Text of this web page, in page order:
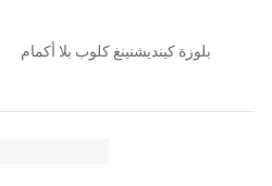
بلوزة كينديشنينغ كلوب بلا أكمام